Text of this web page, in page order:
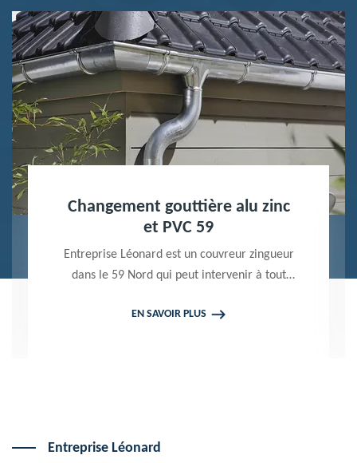
Nettoyage terrasse et pavé 59
Peintre professionnel dans le 59 Nord,
Entreprise Léonard utilise des produits de
pavé. Propose un devis gratuit qui ne vous
EN SAVOIR PLUS
Entreprise Léonard